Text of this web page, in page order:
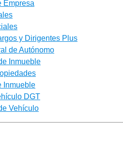
Empresa
y Dirigentes Plus
de Autónomo
Inmueble
Inmueble
DGT
Vehículo